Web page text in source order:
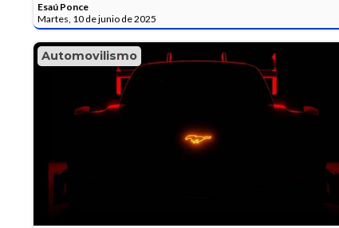
Esaú Ponce
Martes, 10 de junio de 2025
Automovilismo